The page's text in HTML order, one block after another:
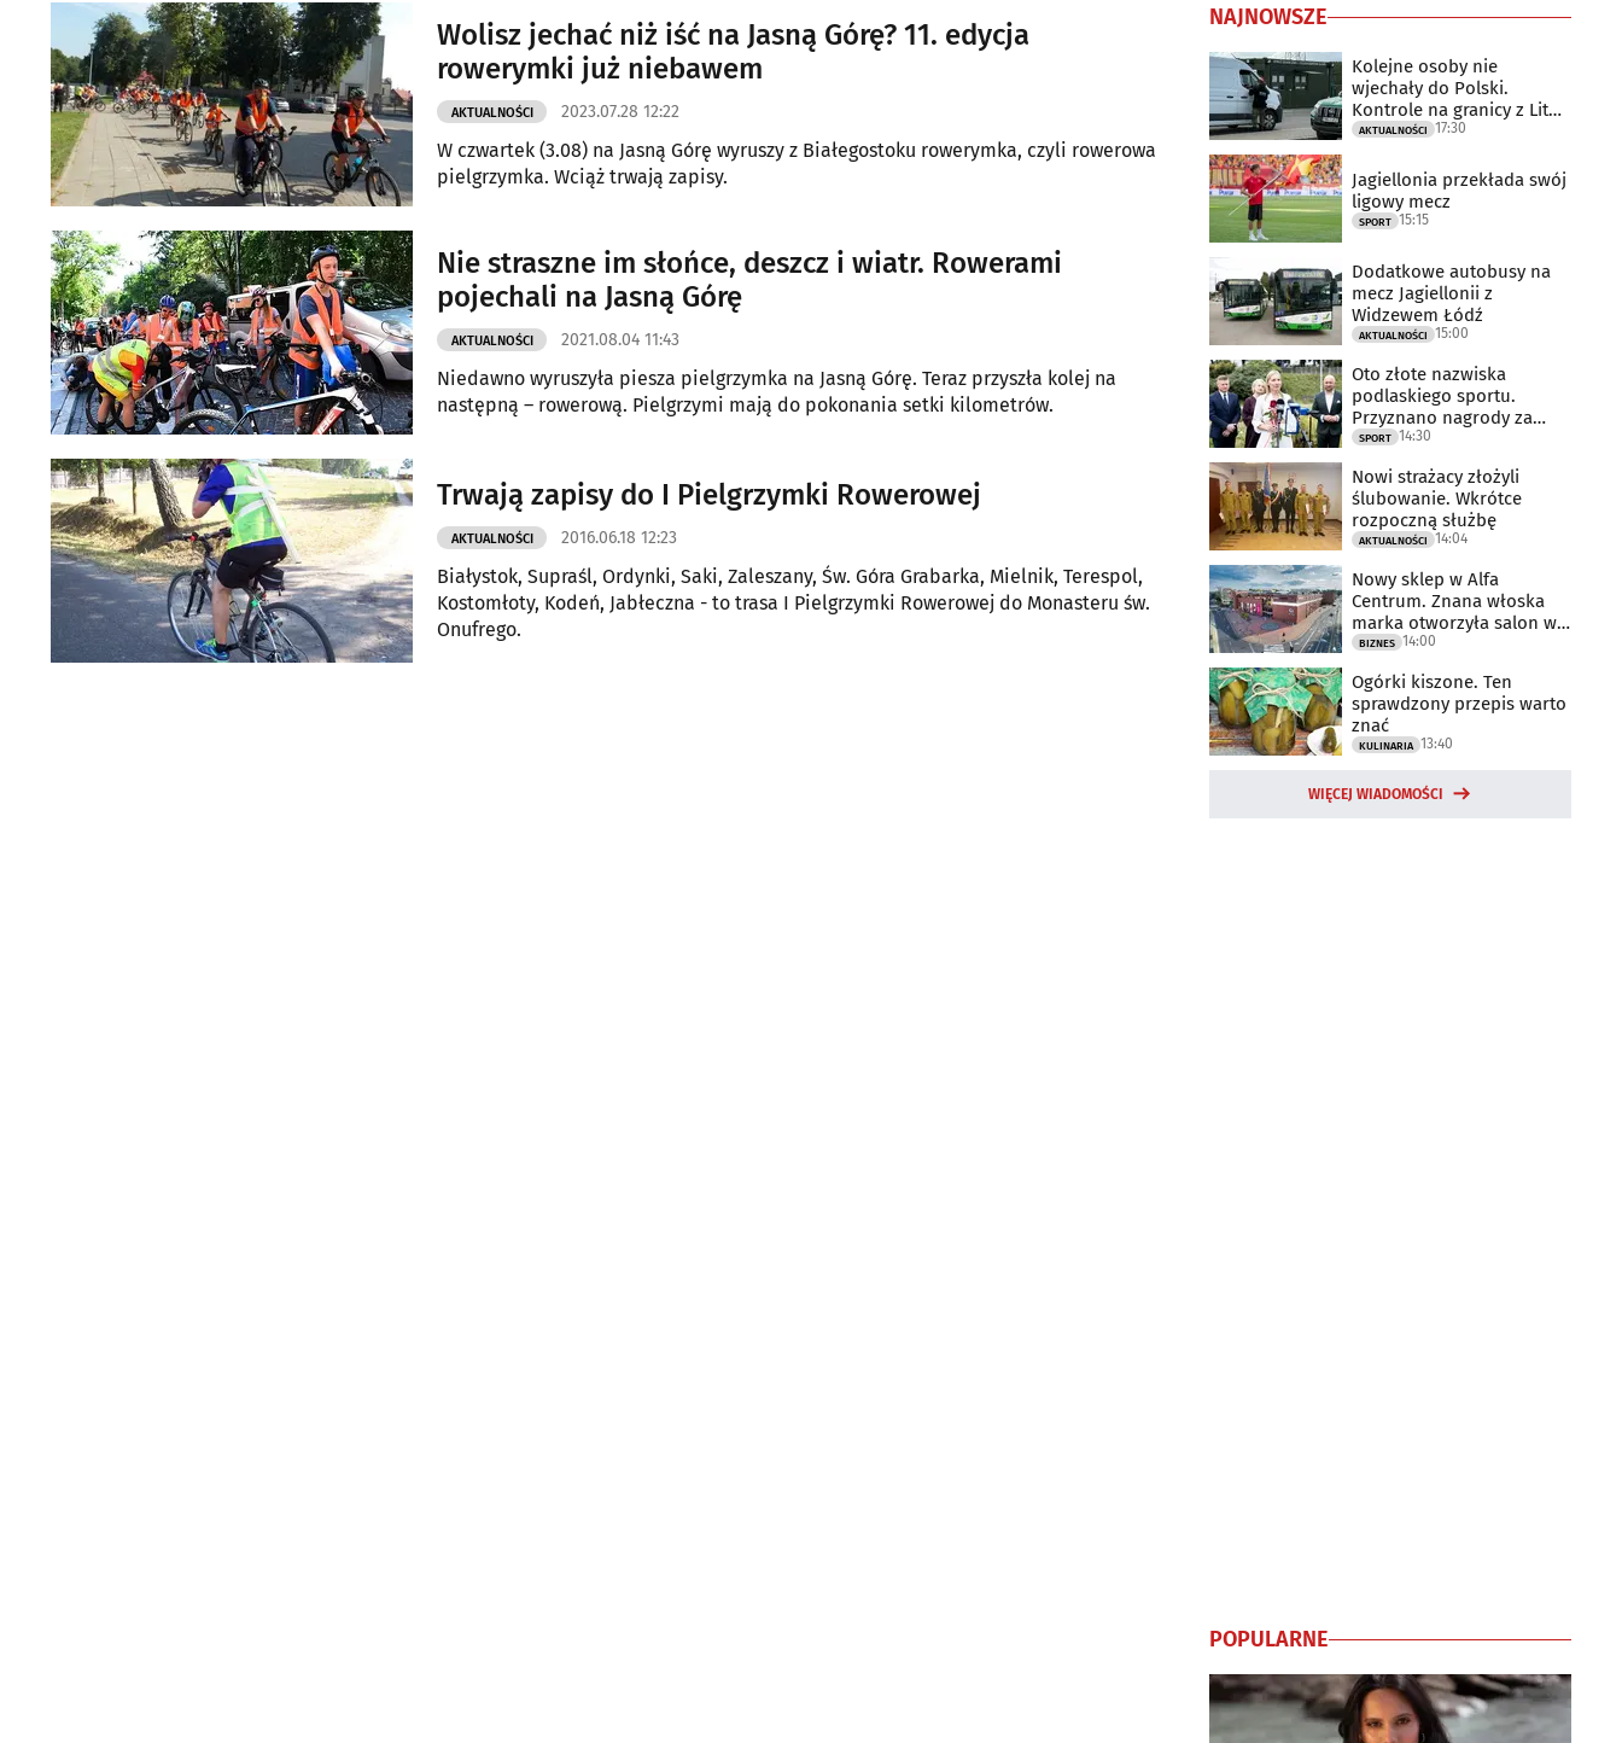
Wolisz jechać niż iść na Jasną Górę? 11. edycja
rowerymki już niebawem
AKTUALNOŚCI 2023.07.28 12:22
W czwartek (3.08) na Jasną Górę wyruszy z Białegostoku rowerymka, czyli rowerowa
pielgrzymka. Wciąż trwają zapisy.
Nie straszne im słońce, deszcz i wiatr. Rowerami
pojechali na Jasną Górę
AKTUALNOŚCI 2021.08.04 11:43
Niedawno wyruszyła piesza pielgrzymka na Jasną Górę. Teraz przyszła kolej na
następną – rowerową. Pielgrzymi mają do pokonania setki kilometrów.
Trwają zapisy do I Pielgrzymki Rowerowej
AKTUALNOŚCI 2016.06.18 12:23
Białystok, Supraśl, Ordynki, Saki, Zaleszany, Św. Góra Grabarka, Mielnik, Terespol,
Kostomłoty, Kodeń, Jabłeczna - to trasa I Pielgrzymki Rowerowej do Monasteru św.
Onufrego.
NAJNOWSZE
Kolejne osoby nie
wjechały do Polski.
Kontrole na granicy z Litwą
trwają
AKTUALNOŚCI 17:30
Jagiellonia przekłada swój
ligowy mecz
SPORT 15:15
Dodatkowe autobusy na
mecz Jagiellonii z
Widzewem Łódź
AKTUALNOŚCI 15:00
Oto złote nazwiska
podlaskiego sportu.
Przyznano nagrody za
2025 rok
SPORT 14:30
Nowi strażacy złożyli
ślubowanie. Wkrótce
rozpoczną służbę
AKTUALNOŚCI 14:04
Nowy sklep w Alfa
Centrum. Znana włoska
marka otworzyła salon w
Białymstoku
BIZNES 14:00
Ogórki kiszone. Ten
sprawdzony przepis warto
znać
KULINARIA 13:40
WIĘCEJ WIADOMOŚCI
POPULARNE